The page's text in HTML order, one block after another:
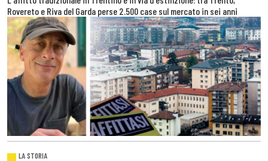
Rovereto e Riva del Garda perse 2.500 case sul mercato in sei anni
LA STORIA